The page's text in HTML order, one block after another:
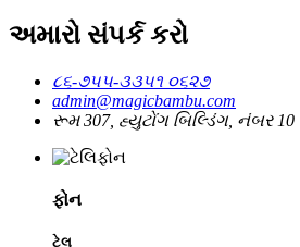
અમારો સંપર્ક કરો
૮૬-૭૫૫-૩૩૫૧ ૦૬૨૭
admin@magicbambu.com
રૂમ 307, હ્યુટોંગ બિલ્ડિંગ, નંબર
ફોન
ટેલ